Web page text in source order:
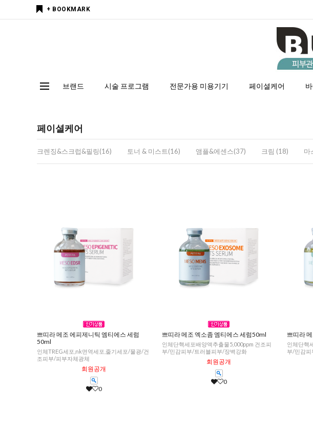
+ BOOKMARK
브랜드 시술 프로그램 전문가용 미용기기 페이셜케어
페이셜케어
크렌징&스크럽&필링(16) 토너 & 미스트(16) 앰플&에센스(37) 크림 (18) 마
쁘띠라 메조 에피제니틱 엠티에스 세럼
50ml
인체TREG세포,nk면역세포,줄기세포/물광/건
조피부/피부자체광체
회원공개
0
쁘띠라 메조 엑소좀 엠티에스 세럼50ml
인체단핵세포배양액추출물5,000ppm 건조피
부/민감피부/트러블피부/장벽강화
회원공개
0
쁘띠라
인체단핵
부/민감